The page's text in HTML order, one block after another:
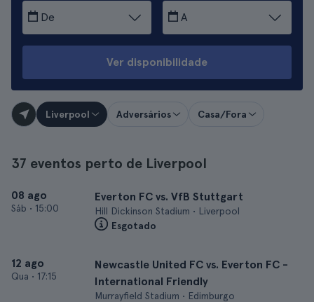
De A
Ver disponibilidade
Liverpool Adversários Casa/Fora
37 eventos perto de Liverpool
08 ago
Sáb • 15:00
Everton FC vs. VfB Stuttgart
Hill Dickinson Stadium • Liverpool
Esgotado
12 ago
Qua • 17:15
Newcastle United FC vs. Everton FC -
International Friendly
Murrayfield Stadium • Edimburgo